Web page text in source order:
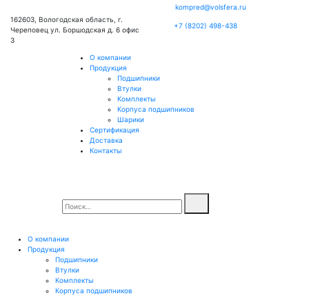
162603, Вологодская область, г.
Череповец ул. Боршодская д. 6 офис
3
kompred@volsfera.ru
+7 (8202) 498-438
О компании
Продукция
Подшипники
Втулки
Комплекты
Корпуса подшипников
Шарики
Сертификация
Доставка
Контакты
О компании
Продукция
Подшипники
Втулки
Комплекты
Корпуса подшипников